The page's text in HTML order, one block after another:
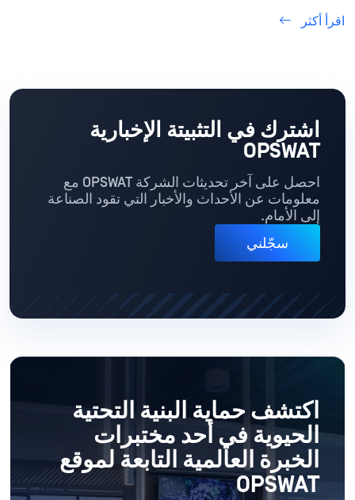
اقرأ أكثر
اشترك في التثبيتة الإخبارية
OPSWAT
احصل على آخر تحديثات الشركة OPSWAT مع
معلومات عن الأحداث والأخبار التي تقود الصناعة
إلى الأمام.
سجّلني
اكتشف حماية البنية التحتية
الحيوية في أحد مختبرات
الخبرة العالمية التابعة لموقع
OPSWAT